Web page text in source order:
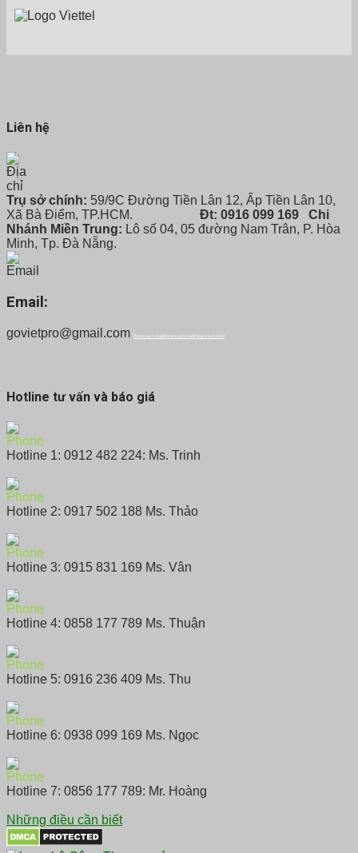
Liên hệ
Trụ sở chính: 59/9C Đường Tiền Lân 12, Ấp Tiền Lân 10,
Xã Bà Điểm, TP.HCM.
Đt: 0916 099 169
Chi
Nhánh Miền Trung: Lô số 04, 05 đường Nam Trân, P. Hòa
Minh, Tp. Đà Nẵng.
Email:
govietpro@gmail.com Panel cách nhiệtPanel cách nhiệtPanel cách nhiệt
Hotline tư vấn và báo giá
Hotline 1: 0912 482 224: Ms. Trinh
Hotline 2: 0917 502 188 Ms. Thảo
Hotline 3: 0915 831 169 Ms. Vân
Hotline 4: 0858 177 789 Ms. Thuận
Hotline 5: 0916 236 409 Ms. Thu
Hotline 6: 0938 099 169 Ms. Ngọc
Hotline 7: 0856 177 789: Mr. Hoàng
Những điều cần biết